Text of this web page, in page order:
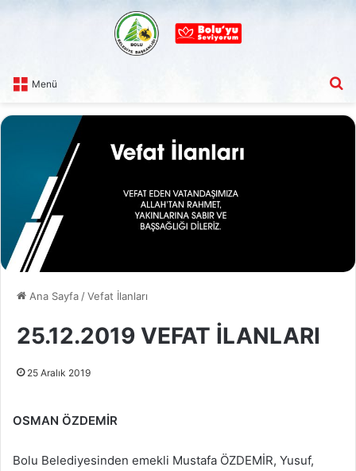
Menü
Ana Sayfa /Vefat İlanları
25.12.2019 VEFAT İLANLARI
25 Aralık 2019
OSMAN ÖZDEMİR
Bolu Belediyesinden emekli Mustafa ÖZDEMİR, Yusuf,